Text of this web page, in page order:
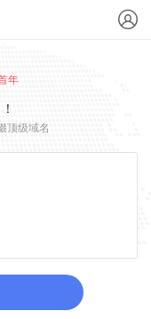
年
顶级域名